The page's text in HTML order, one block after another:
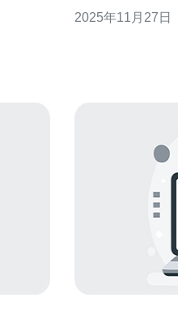
将深入分析三网
2025年11月27日